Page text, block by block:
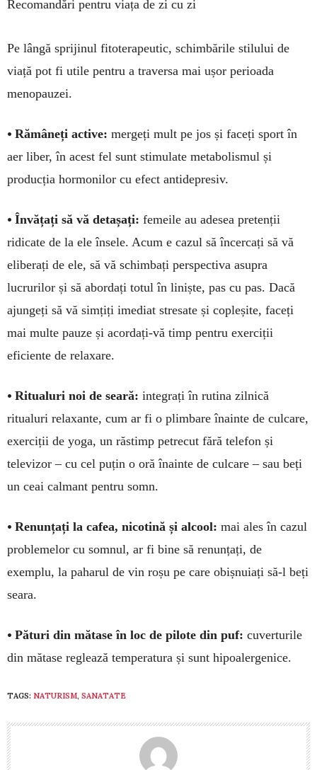
Recomandări pentru viața de zi cu zi
Pe lângă sprijinul fitoterapeutic, schimbă­rile stilului de
viață pot fi utile pentru a traver­sa mai ușor perioada
menopauzei.
• Rămâneți active: mergeți mult pe jos și faceți sport în
aer liber, în acest fel sunt sti­mulate metabolismul și
producția hormonilor cu efect antidepresiv.
• Învățați să vă detașați: femeile au ade­sea pretenții
ridicate de la ele însele. Acum e cazul să încercați să vă
eliberați de ele, să vă schimbați perspectiva asupra
lucrurilor și să abordați totul în liniște, pas cu pas. Dacă
ajun­geți să vă simțiți imediat stresate și copleșite, faceți
mai multe pauze și acordați-vă timp pen­tru exerciții
eficiente de relaxare.
• Ritualuri noi de seară: integrați în ru­tina zilnică
ritualuri relaxante, cum ar fi o plim­bare înainte de culcare,
exerciții de yoga, un răstimp petrecut fără telefon și
televizor – cu cel puțin o oră înainte de culcare – sau beți
un ceai calmant pentru somn.
• Renunțați la cafea, nicotină și al­cool: mai ales în cazul
problemelor cu som­nul, ar fi bine să renunțați, de
exemplu, la pa­harul de vin roșu pe care obișnuiați să-l beți
sea­ra.
• Pături din mătase în loc de pilote din puf: cuverturile
din mătase reglează tem­pe­ratura și sunt hipoalergenice.
TAGS: NATURISM, SANATATE